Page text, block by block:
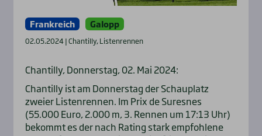
Frankreich Galopp
02.05.2024 | Chantilly, Listenrennen
Chantilly, Donnerstag, 02. Mai 2024:
Chantilly ist am Donnerstag der Schauplatz
zweier Listenrennen. Im Prix de Suresnes
(55.000 Euro, 2.000 m, 3. Rennen um 17:13 Uhr)
bekommt es der nach Rating stark empfohlene